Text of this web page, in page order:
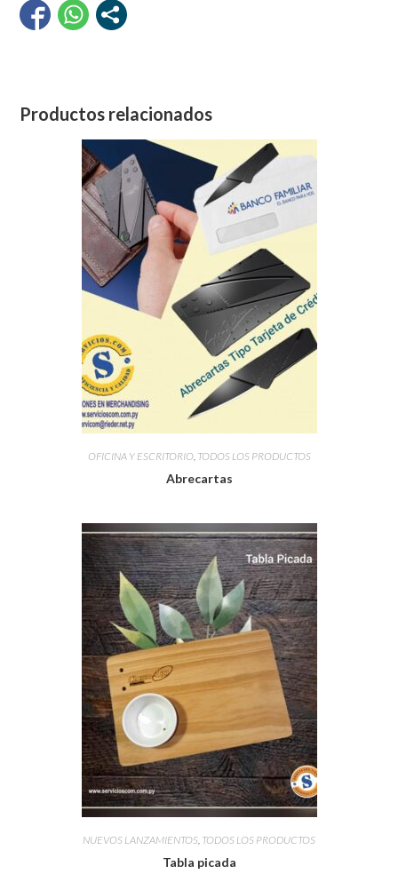
Productos relacionados
OFICINA Y ESCRITORIO, TODOS LOS PRODUCTOS
Abrecartas
NUEVOS LANZAMIENTOS TODOS LOS PRODUCTOS
Tabla picada